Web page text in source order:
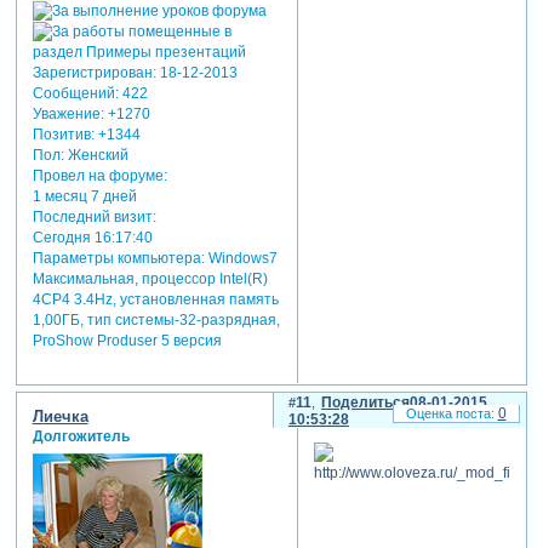
Зарегистрирован: 18-12-2013
Сообщений:422
Уважение: +1270
Позитив: +1344
Пол:Женский
Провел на форуме:
1 месяц 7 дней
Последний визит:
Сегодня 16:17:40
Параметры компьютера:Windows7
Максимальная, процессор Intel(R)
4CP4 3.4Hz, установленная память
1,00ГБ, тип системы-32-разрядная,
ProShow Produser 5 версия
Поделиться
11
08-01-2015
10:53:28
Лиечка
Долгожитель
0